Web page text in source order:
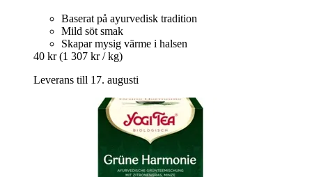
Baserat på ayurvedisk tradition
Mild söt smak
Skapar mysig värme i halsen
40 kr (1 307 kr / kg)
Leverans till 17. augusti